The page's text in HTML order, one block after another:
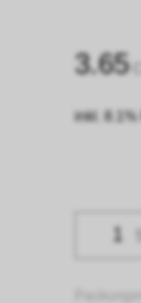
3.65
inkl. 8.1%